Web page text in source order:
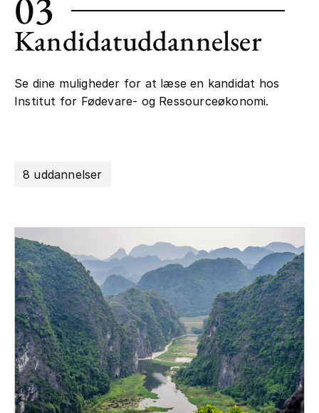
Kandidatuddannelser
Se dine muligheder for at læse en kandidat hos
Institut for Fødevare- og Ressourceøkonomi.
8 uddannelser